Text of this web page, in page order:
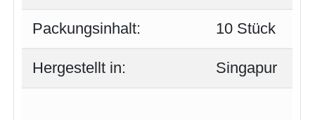
Packungsinhalt: 10 Stück
Hergestellt in: Singapur